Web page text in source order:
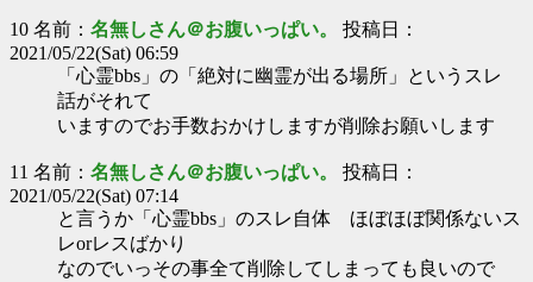
10 名前： 名無しさん＠お腹いっぱい。 投稿日：
2021/05/22(Sat) 06:59
「心霊bbs」の「絶対に幽霊が出る場所」というスレ
話がそれて
いますのでお手数おかけしますが削除お願いします
11 名前： 名無しさん＠お腹いっぱい。 投稿日：
2021/05/22(Sat) 07:14
と言うか「心霊bbs」のスレ自体 ほぼほぼ関係ないス
レorレスばかり
なのでいっその事全て削除してしまっても良いので